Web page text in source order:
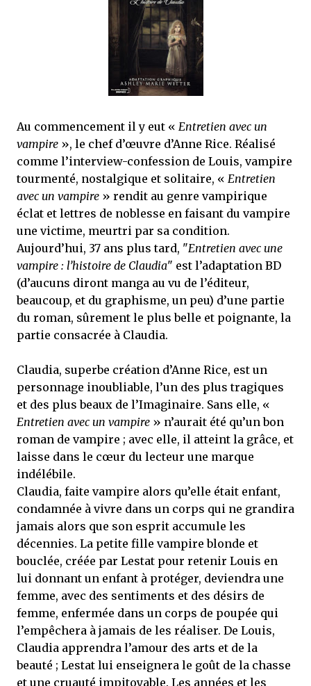
que Thomas connaissait et appréciait Olivier. Marlowe découvre une ville qu’il
ne connaissait pas, habitée par la méfiance, la peur et le rigorisme de la Ligue,
une ville pleine de mystères et de vieilles rancœurs. La Dame d...
Au commencement il y eut « Entretien avec un
vampire », le chef d’œuvre d’Anne Rice. Réalisé
comme l’interview-confession de Louis, vampire
tourmenté, nostalgique et solitaire, « Entretien
avec un vampire » rendit au genre vampirique
éclat et lettres de noblesse en faisant du vampire
une victime, meurtri par sa condition.
Aujourd’hui, 37 ans plus tard, "Entretien avec une
vampire : l’histoire de Claudia" est l’adaptation BD
(d’aucuns diront manga au vu de l’éditeur,
beaucoup, et du graphisme, un peu) d’une partie
du roman, sûrement le plus belle et poignante, la
partie consacrée à Claudia.
Claudia, superbe création d’Anne Rice, est un
personnage inoubliable, l’un des plus tragiques
et des plus beaux de l’Imaginaire. Sans elle, «
Entretien avec un vampire » n’aurait été qu’un bon
roman de vampire ; avec elle, il atteint la grâce, et
laisse dans le cœur du lecteur une marque
indélébile.
Claudia, faite vampire alors qu’elle était enfant,
condamnée à vivre dans un corps qui ne grandira
jamais alors que son esprit accumule les
décennies. La petite fille vampire blonde et
bouclée, créée par Lestat pour retenir Louis en
lui donnant un enfant à protéger, deviendra une
femme, avec des sentiments et des désirs de
femme, enfermée dans un corps de poupée qui
l’empêchera à jamais de les réaliser. De Louis,
Claudia apprendra l’amour des arts et de la
beauté ; Lestat lui enseignera le goût de la chasse
et une cruauté impitoyable. Les années et les